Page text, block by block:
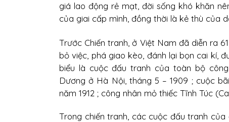
giá lao động rẻ mạt, đời sống khó khăn
của giai cấp mình, đồng thời là kẻ thù của
Trước Chiến tranh, ở Việt Nam đã diễn ra
bỏ việc, phá giao kèo, đánh lại bọn cai kí,
biểu là cuộc đấu tranh của toàn bộ
Dương ở Hà Nội, tháng 5 – 1909 ; cuộc
năm 1912 ; công nhân mỏ thiếc Tĩnh Túc
Trong chiến tranh, các cuộc đấu tranh